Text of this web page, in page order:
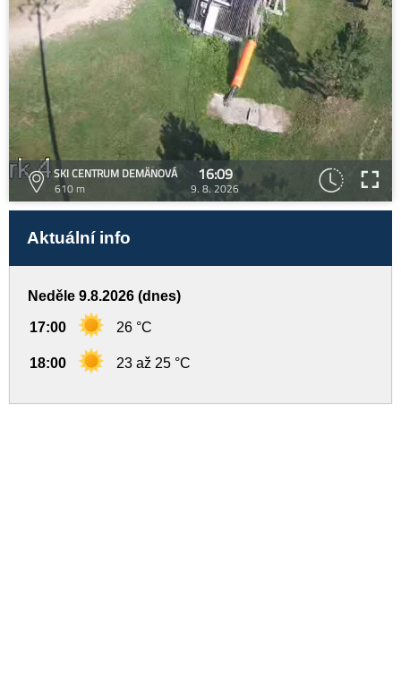
SKI CENTRUM DEMÄNOVÁ
610 m
16:09
9. 8. 2026
Aktuální info
Neděle 9.8.2026 (dnes)
17:00 26 °C
18:00 23 až 25 °C